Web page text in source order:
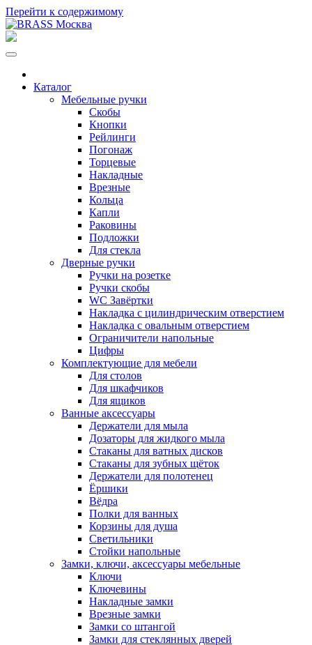
Перейти к содержимому
Каталог
Мебельные ручки
Скобы
Кнопки
Рейлинги
Погонаж
Торцевые
Накладные
Врезные
Кольца
Капли
Раковины
Подложки
Для стекла
Дверные ручки
Ручки на розетке
Ручки скобы
WC Завёртки
Накладка с цилиндрическим отверстием
Накладка с овальным отверстием
Ограничители напольные
Цифры
Комплектующие для мебели
Для столов
Для шкафчиков
Для ящиков
Ванные аксессуары
Держатели для мыла
Дозаторы для жидкого мыла
Стаканы для ватных дисков
Стаканы для зубных щёток
Держатели для полотенец
Ёршики
Вёдра
Полки для ванных
Корзины для душа
Светильники
Стойки напольные
Замки, ключи, аксессуары мебельные
Ключи
Ключевины
Накладные замки
Врезные замки
Замки со штангой
Замки для стеклянных дверей